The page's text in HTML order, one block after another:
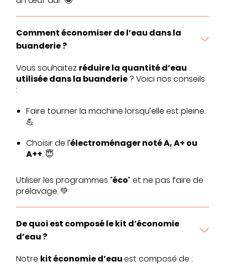
Comment économiser de l’eau dans la
buanderie ?
Vous souhaitez réduire la quantité d’eau
utilisée dans la buanderie ? Voici nos conseils
:
Faire tourner la machine lorsqu’elle est pleine.
💪
Choisir de l’électroménager noté A, A+ ou
A++. 😇
Utiliser les programmes “éco” et ne pas faire de
prélavage. 💚
De quoi est composé le kit d’économie
d’eau ?
Notre kit économie d’eauest composé de :